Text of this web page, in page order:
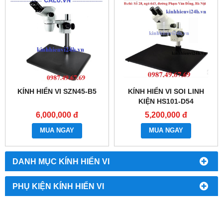
DANH MỤC KÍNH HIỂN VI
PHỤ KIỆN KÍNH HIỂN VI
KÍNH HIỂN VI SZN45-B5
6,000,000 đ
MUA NGAY
KÍNH HIỂN VI SOI LINH
KIỆN HS101-D54
5,200,000 đ
MUA NGAY